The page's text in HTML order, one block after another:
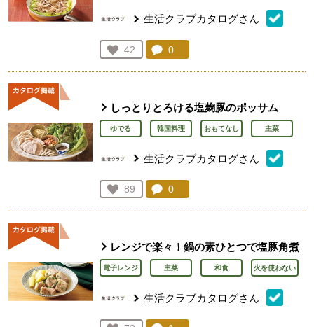
生活クラブカタログさん
お気に入り登録：
42
人が登録
コメント：
0
しっとりとろける塩麹豚のポッサム
ゆでる 韓国料理 おもてなし 主菜
生活クラブカタログさん
お気に入り登録：
89
人が登録
コメント：
0
レンジで楽々！鍋の素ひとつで塩豚角煮
電子レンジ 主菜 和食 火を使わない
生活クラブカタログさん